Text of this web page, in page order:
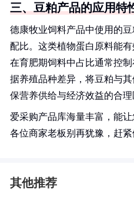
三、豆粕产品的应用特
德康牧业饲料产品中使用的
配比。这类植物蛋白原料能
在育肥期饲料中占比通常控
据养殖品种差异，将豆粕与
保营养供给与经济效益的合理
爱采购产品库海量丰富，能
各位商家老板别再犹豫，赶紧
其他推荐